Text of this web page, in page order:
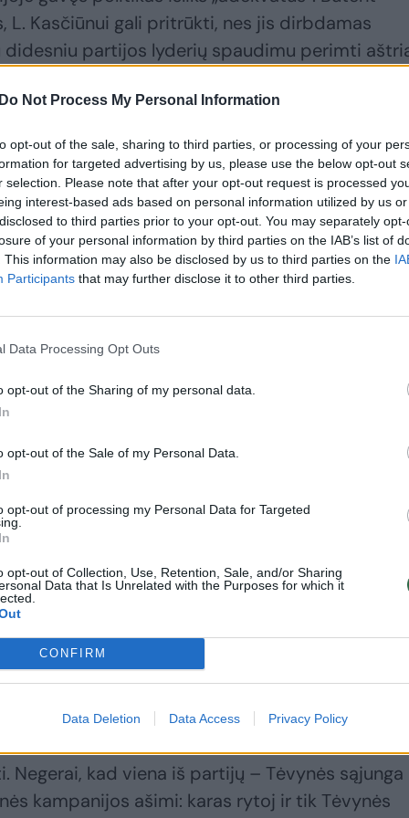
Do Not Process My Personal Information
opt-out of the sale, sharing to third parties, or processing of your
for targeted advertising by us, please use the below opt-out
selection. Please note that after your opt-out request is processed
interest-based ads based on personal information utilized by us
to third parties prior to your opt-out. You may separately
of your personal information by third parties on the IAB’s list of
This information may also be disclosed by us to third parties on the
Participants that may further disclose it to other third parties.
Data Processing Opt Outs
opt-out of the Sharing of my personal data.
opt-out of the Sale of my Personal Data.
opt-out of processing my Personal Data for Targeted
opt-out of Collection, Use, Retention, Sale, and/or Sharing
Data that Is Unrelated with the Purposes for which it
CONFIRM
Data Deletion Data Access Privacy Policy
Kasčiūnui gali pritrūkti, nes jis dirbdamas
partijos lyderių spaudimu perimti
konservatorių partijos viršūnės retorikai, kuri
karas tikrai bus ir kad liko tik vienas
dviejų metų. Tai jei ši linija laikysis, mums
viską objektyviai ir adekvačiai – Lietuva, kaip
S. Skvernelis.
apie
A.
Anušausko
ir I.
„Pastatė
į kvailą padėtį“
Prezidento
dronų įsigijimo iš
Lietuvos įmonių
Negerai, kad viena iš partijų – Tėvynės sąjunga
kampanijos ašimi: karas rytoj ir tik Tėvynės